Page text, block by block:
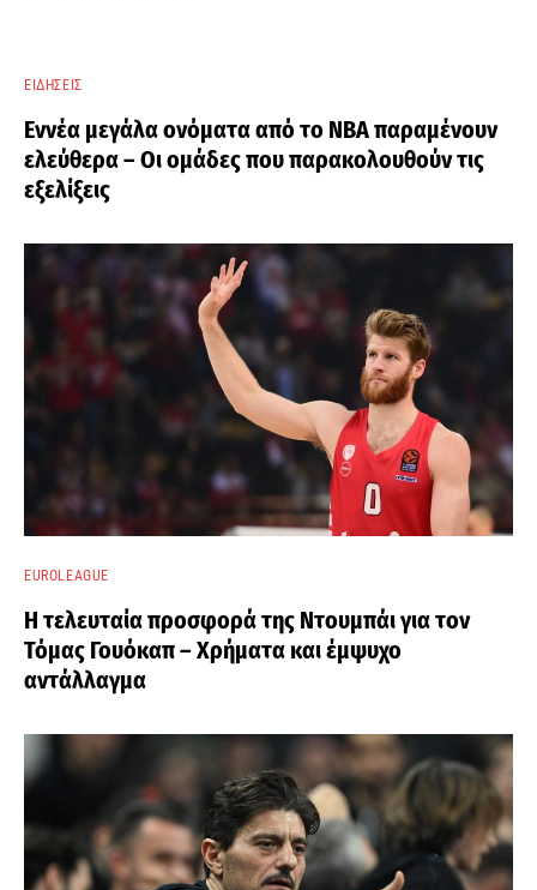
ΕΙΔΉΣΕΙΣ
Εννέα μεγάλα ονόματα από το ΝΒΑ παραμένουν
ελεύθερα – Οι ομάδες που παρακολουθούν τις
εξελίξεις
EUROLEAGUE
Η τελευταία προσφορά της Ντουμπάι για τον
Τόμας Γουόκαπ – Χρήματα και έμψυχο
αντάλλαγμα